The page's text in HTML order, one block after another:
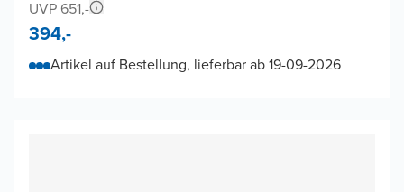
UVP 651,-
394,-
Artikel auf Bestellung, lieferbar ab 19-09-2026